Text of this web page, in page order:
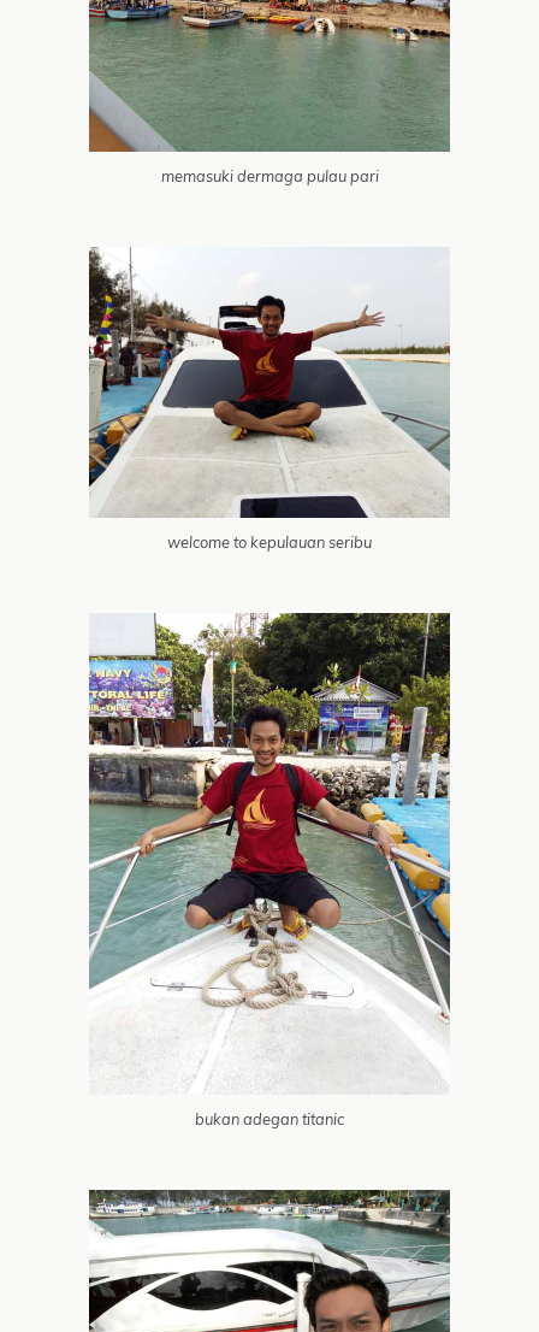
memasuki dermaga pulau pari
welcome to kepulauan seribu
bukan adegan titanic